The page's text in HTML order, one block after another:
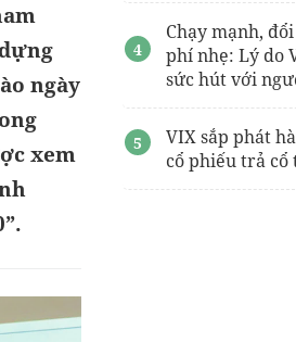
ngày
xem
Chạy mạnh,
phí nhẹ: Lý do
sức hút với
VIX sắp phát
cổ phiếu trả cổ